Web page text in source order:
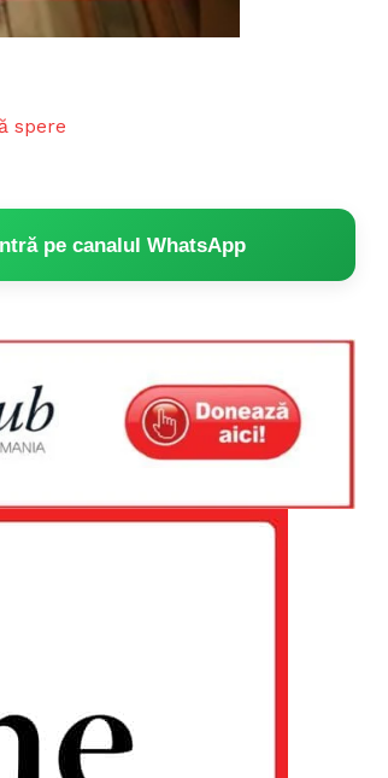
spere
pe canalul WhatsApp